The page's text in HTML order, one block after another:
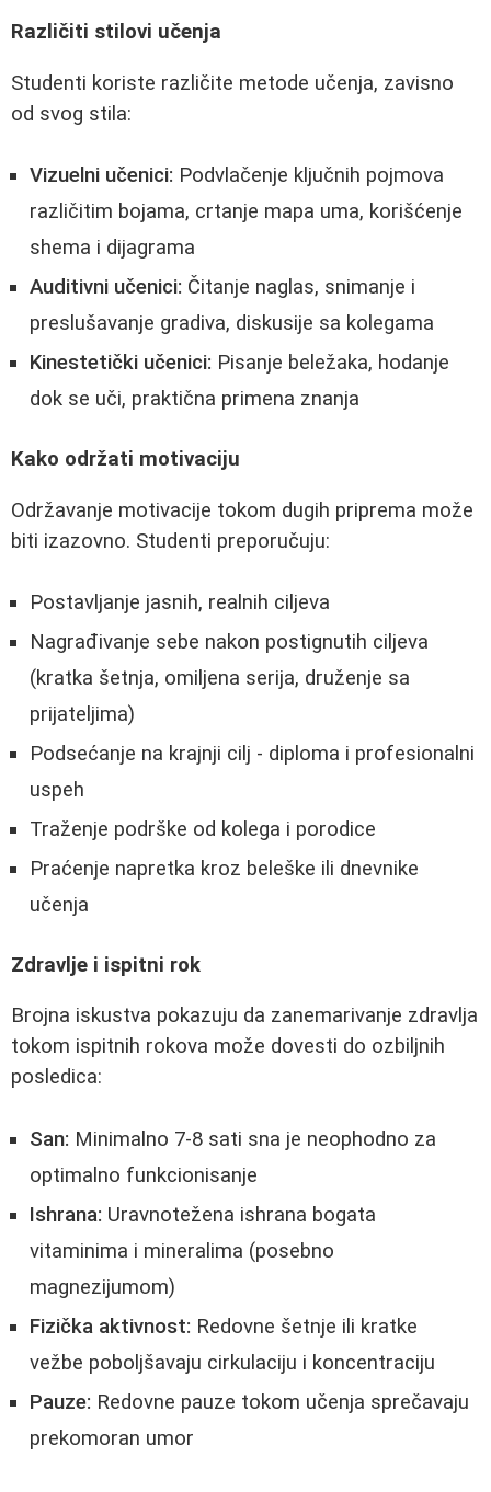
Različiti stilovi učenja
Studenti koriste različite metode učenja, zavisno
od svog stila:
Vizuelni učenici: Podvlačenje ključnih pojmova
različitim bojama, crtanje mapa uma, korišćenje
shema i dijagrama
Auditivni učenici: Čitanje naglas, snimanje i
preslušavanje gradiva, diskusije sa kolegama
Kinestetički učenici: Pisanje beležaka, hodanje
dok se uči, praktična primena znanja
Kako održati motivaciju
Održavanje motivacije tokom dugih priprema može
biti izazovno. Studenti preporučuju:
Postavljanje jasnih, realnih ciljeva
Nagrađivanje sebe nakon postignutih ciljeva
(kratka šetnja, omiljena serija, druženje sa
prijateljima)
Podsećanje na krajnji cilj - diploma i profesionalni
uspeh
Traženje podrške od kolega i porodice
Praćenje napretka kroz beleške ili dnevnike
učenja
Zdravlje i ispitni rok
Brojna iskustva pokazuju da zanemarivanje zdravlja
tokom ispitnih rokova može dovesti do ozbiljnih
posledica:
San: Minimalno 7-8 sati sna je neophodno za
optimalno funkcionisanje
Ishrana: Uravnotežena ishrana bogata
vitaminima i mineralima (posebno
magnezijumom)
Fizička aktivnost: Redovne šetnje ili kratke
vežbe poboljšavaju cirkulaciju i koncentraciju
Pauze: Redovne pauze tokom učenja sprečavaju
prekomoran umor